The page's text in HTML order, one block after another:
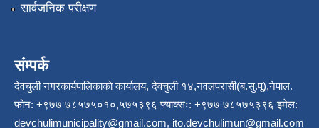
सार्वजनिक परीक्षण
संम्पर्क
देवचुली नगरकार्यपालिकाकाे कार्यालय, देवचुली १४,नवलपरासी(ब.सु.पू),नेपाल.
फोन: +९७७ ७८५७५०१०,५७५३९६ फ्याक्सः: +९७७ ७८५७५३९६ इमेल:
devchulimunicipality@gmail.com, ito.devchulimun@gmail.com